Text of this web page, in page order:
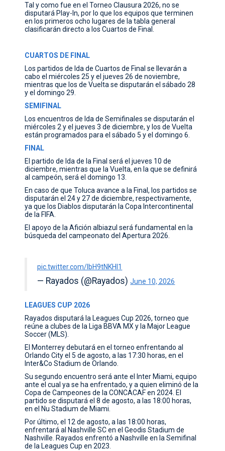
Tal y como fue en el Torneo Clausura 2026, no se
disputará Play-In, por lo que los equipos que terminen
en los primeros ocho lugares de la tabla general
clasificarán directo a los Cuartos de Final.
CUARTOS DE FINAL
Los partidos de Ida de Cuartos de Final se llevarán a
cabo el miércoles 25 y el jueves 26 de noviembre,
mientras que los de Vuelta se disputarán el sábado 28
y el domingo 29.
SEMIFINAL
Los encuentros de Ida de Semifinales se disputarán el
miércoles 2 y el jueves 3 de diciembre, y los de Vuelta
están programados para el sábado 5 y el domingo 6.
FINAL
El partido de Ida de la Final será el jueves 10 de
diciembre, mientras que la Vuelta, en la que se definirá
al campeón, será el domingo 13.
En caso de que Toluca avance a la Final, los partidos se
disputarán el 24 y 27 de diciembre, respectivamente,
ya que los Diablos disputarán la Copa Intercontinental
de la FIFA.
El apoyo de la Afición albiazul será fundamental en la
búsqueda del campeonato del Apertura 2026.
pic.twitter.com/IbH9tNKHl1
— Rayados (@Rayados)June 10, 2026
LEAGUES CUP 2026
Rayados disputará la Leagues Cup 2026, torneo que
reúne a clubes de la Liga BBVA MX y la Major League
Soccer (MLS).
El Monterrey debutará en el torneo enfrentando al
Orlando City el 5 de agosto, a las 17:30 horas, en el
Inter&Co Stadium de Orlando.
Su segundo encuentro será ante el Inter Miami, equipo
ante el cual ya se ha enfrentado, y a quien eliminó de la
Copa de Campeones de la CONCACAF en 2024. El
partido se disputará el 8 de agosto, a las 18:00 horas,
en el Nu Stadium de Miami.
Por último, el 12 de agosto, a las 18:00 horas,
enfrentará al Nashville SC en el Geodis Stadium de
Nashville. Rayados enfrentó a Nashville en la Semifinal
de la Leagues Cup en 2023.